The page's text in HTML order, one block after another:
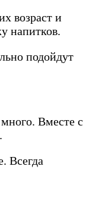
возраст и
напитков.
подойдут
Вместе с
Всегда